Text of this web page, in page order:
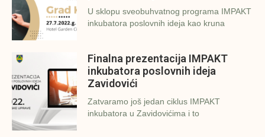
U sklopu sveobuhvatnog programa IMPAKT
inkubatora poslovnih ideja kao kruna
Finalna prezentacija IMPAKT
inkubatora poslovnih ideja
Zavidovići
Zatvaramo još jedan ciklus IMPAKT
inkubatora u Zavidovićima i to